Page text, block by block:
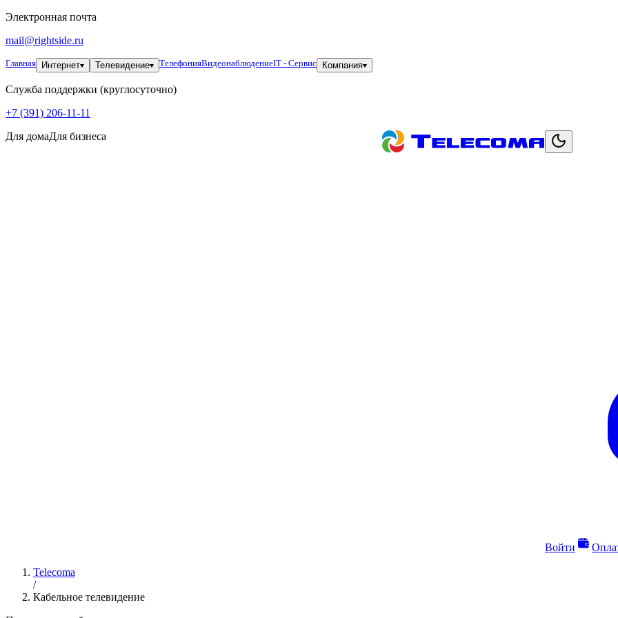
Электронная почта
mail@rightside.ru
Главная Интернет Телевидение ТелефонияВидеонаблюдениеIT - Сервис Компания
Служба поддержки (круглосуточно)
+7 (391) 206-11-11
Для домаДля бизнеса
Войти
Telecoma
/
Кабельное телевидение